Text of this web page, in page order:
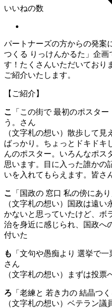
いいねの数
パートナーズの方からの発案
つくる りっけんかるた」企
す！たくさんいただいており
ご紹介いたします。
【ご紹介】
こ
「この街で 最初のポスタ
う。さん
（文字札の想い）散歩して
ばっかり。ちょっとドキドキ
んのポスター。いろんなポス
思います。目に入った誰かの
いを入れてもらえます。皆さ
こ
「国政の 窓口 私の傍にあ
（文字札の想い）国政は遠
かないと思っていたけど、ボ
治を身近に感じられ、国政へ
付いた
も
「文句や愚痴より 選挙で
さん
（文字札の想い）まずは投
ろ 「老練と 若き力の 結晶つ
（文字札の想い）ベテラン議